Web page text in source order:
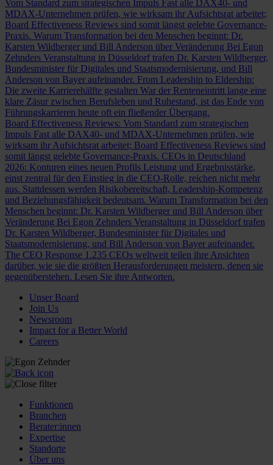
Vom Standard zum strategischen Impuls Fast alle DAX40- und
MDAX-Unternehmen prüfen, wie wirksam ihr Aufsichtsrat arbeitet;
Board Effectiveness Reviews sind somit längst gelebte Governance-
Praxis. Warum Transformation bei den Menschen beginnt: Dr.
Karsten Wildberger und Bill Anderson über Veränderung Bei Egon
Zehnders Veranstaltung in Düsseldorf trafen Dr. Karsten Wildberger,
Bundesminister für Digitales und Staatsmodernisierung, und Bill
Anderson von Bayer aufeinander. From Leadership to Eldership:
Die zweite Karrierehälfte gestalten War der Renteneintritt lange eine
klare Zäsur zwischen Berufsleben und Ruhestand, ist das Ende von
Führungskarrieren heute oft ein fließender Übergang.
Board Effectiveness Reviews: Vom Standard zum strategischen
Impuls Fast alle DAX40- und MDAX-Unternehmen prüfen, wie
wirksam ihr Aufsichtsrat arbeitet; Board Effectiveness Reviews sind
somit längst gelebte Governance-Praxis. CEOs in Deutschland
2026: Konturen eines neuen Profils Leistung und Ergebnisstärke,
einst zentral für den Einstieg in die CEO-Rolle, reichen nicht mehr
aus. Stattdessen werden Risikobereitschaft, Leadership-Kompetenz
und Beziehungsfähigkeit bedeutsam. Warum Transformation bei den
Menschen beginnt: Dr. Karsten Wildberger und Bill Anderson über
Veränderung Bei Egon Zehnders Veranstaltung in Düsseldorf trafen
Dr. Karsten Wildberger, Bundesminister für Digitales und
Staatsmodernisierung, und Bill Anderson von Bayer aufeinander.
The CEO Response 1.235 CEOs weltweit teilen ihre Ansichten
darüber, wie sie die größten Herausforderungen meistern, denen sie
gegenüberstehen. Lesen Sie ihre Antworten.
Unser Board
Join Us
Newsroom
Impact for a Better World
Careers
Funktionen
Branchen
Berater:innen
Expertise
Standorte
Über uns